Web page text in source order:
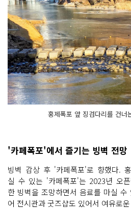
홍제폭포 앞 징검다리를 건
'카페폭포'에서 즐기는 빙벽 전망
빙벽 감상 후 '카페폭포'로 향했다.
실 수 있는 '카페폭포'는 2023년 오
한 빙벽을 조망하면서 음료를 마실
어 전시관과 굿즈샵도 있어서 여유로